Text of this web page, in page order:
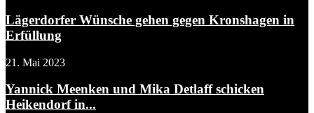
Lägerdorfer Wünsche gehen gegen Kronshagen in
Erfüllung
21. Mai 2023
Yannick Meenken und Mika Detlaff schicken
Heikendorf in...